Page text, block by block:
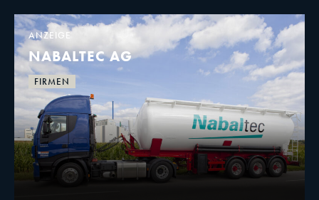
ANZEIGE
NABALTEC AG
FIRMEN